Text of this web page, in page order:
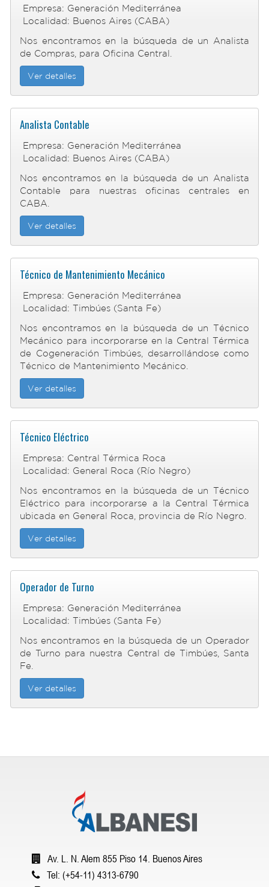
Empresa: Generación Mediterránea
Localidad: Buenos Aires (CABA)
Nos encontramos en la búsqueda de un Analista
de Compras, para Oficina Central.
Ver detalles
Analista Contable
Empresa: Generación Mediterránea
Localidad: Buenos Aires (CABA)
Nos encontramos en la búsqueda de un Analista
Contable para nuestras oficinas centrales en
CABA.
Ver detalles
Técnico de Mantenimiento Mecánico
Empresa: Generación Mediterránea
Localidad: Timbúes (Santa Fe)
Nos encontramos en la búsqueda de un Técnico
Mecánico para incorporarse en la Central Térmica
de Cogeneración Timbúes, desarrollándose como
Técnico de Mantenimiento Mecánico.
Ver detalles
Técnico Eléctrico
Empresa: Central Térmica Roca
Localidad: General Roca (Río Negro)
Nos encontramos en la búsqueda de un Técnico
Eléctrico para incorporarse a la Central Térmica
ubicada en General Roca, provincia de Río Negro.
Ver detalles
Operador de Turno
Empresa: Generación Mediterránea
Localidad: Timbúes (Santa Fe)
Nos encontramos en la búsqueda de un Operador
de Turno para nuestra Central de Timbúes, Santa
Fe.
Ver detalles
Av. L. N. Alem 855 Piso 14. Buenos Aires
Tel: (+54-11) 4313-6790